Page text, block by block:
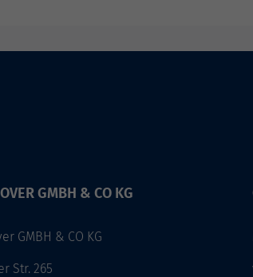
GMBH & CO KG
GMBH & CO KG
Str. 265